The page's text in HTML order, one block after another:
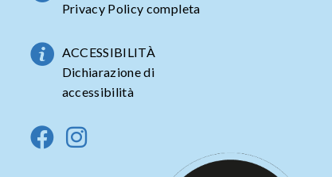
Privacy Policy completa
ACCESSIBILITÀ
Dichiarazione di
accessibilità